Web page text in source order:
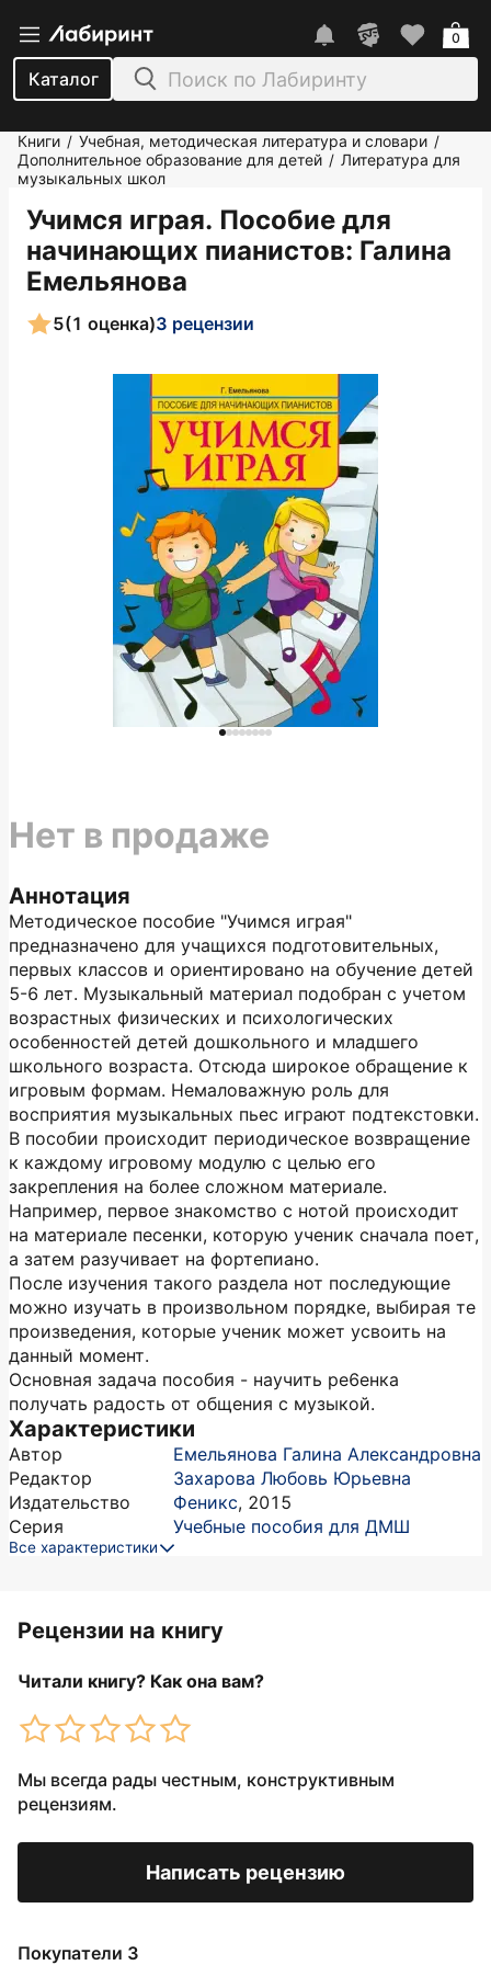
Каталог
0
Книги / Учебная, методическая литература и словари /
Дополнительное образование для детей / Литература для
музыкальных школ
Учимся играя. Пособие для
начинающих пианистов: Галина
Емельянова
5(1 оценка)3 рецензии
Аннотация
Методическое пособие "Учимся играя"
предназначено для учащихся подготовительных,
первых классов и ориентировано на обучение детей
5-6 лет. Музыкальный материал подобран с учетом
возрастных физических и психологических
особенностей детей дошкольного и младшего
школьного возраста. Отсюда широкое обращение к
игровым формам. Немаловажную роль для
восприятия музыкальных пьес играют подтекстовки.
В пособии происходит периодическое возвращение
к каждому игровому модулю с целью его
закрепления на более сложном материале.
Например, первое знакомство с нотой происходит
на материале песенки, которую ученик сначала поет,
а затем разучивает на фортепиано.
После изучения такого раздела нот последующие
можно изучать в произвольном порядке, выбирая те
произведения, которые ученик может усвоить на
данный момент.
Основная задача пособия - научить ре6енка
получать радость от общения с музыкой.
Характеристики
Автор
Емельянова Галина Александровна
Редактор
Захарова Любовь Юрьевна
Издательство
Феникс, 2015
Серия
Учебные пособия для ДМШ
Все характеристики
Нет в продаже
Рецензии на книгу
Читали книгу? Как она вам?
Мы всегда рады честным, конструктивным
рецензиям.
Написать рецензию
Покупатели 3